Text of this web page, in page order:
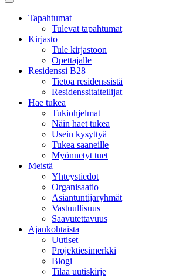
Sulje
päävalikkoTapahtumat
Tulevat tapahtumat
Kirjasto
Tule kirjastoon
Opettajalle
Residenssi B28
Tietoa residenssistä
Residenssitaiteilijat
Hae tukea
Tukiohjelmat
Näin haet tukea
Usein kysyttyä
Tukea saaneille
Myönnetyt tuet
Meistä
Yhteystiedot
Organisaatio
Asiantuntijaryhmät
Vastuullisuus
Saavutettavuus
Ajankohtaista
Uutiset
Projektiesimerkki
Blogi
Tilaa uutiskirje